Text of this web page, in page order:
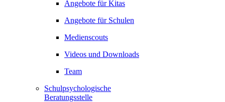
Angebote für Kitas
Angebote für Schulen
Medienscouts
Videos und Downloads
Team
Schulpsychologische
Beratungsstelle